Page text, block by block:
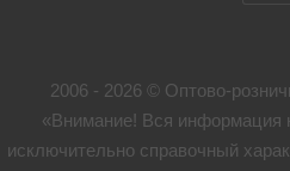
2006 - 2026 © Оптово-
«Внимание! Вся информация
исключительно справочный